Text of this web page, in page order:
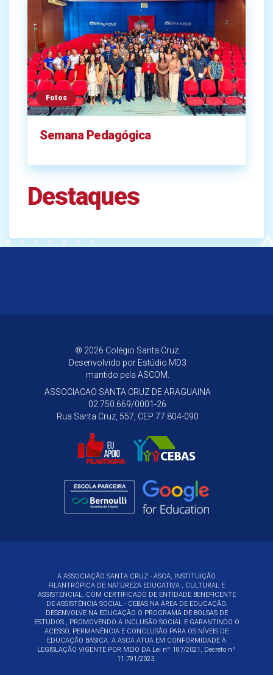
Fotos
Semana Pedagógica
Destaques
® 2026 Colégio Santa Cruz.
Desenvolvido por Estúdio MD3
mantido pela ASCOM.
ASSOCIACAO SANTA CRUZ DE ARAGUAINA
02.750.669/0001-26
Rua Santa Cruz, 557, CEP 77.804-090
A ASSOCIAÇÃO SANTA CRUZ - ASCA, INSTITUIÇÃO
FILANTRÓPICA DE NATUREZA EDUCATIVA , CULTURAL E
ASSISTENCIAL, COM CERTIFICADO DE ENTIDADE BENEFICENTE
DE ASSISTÊNCIA SOCIAL - CEBAS NA ÁREA DE EDUCAÇÃO.
DESENVOLVE NA EDUCAÇÃO O PROGRAMA DE BOLSAS DE
ESTUDOS , PROMOVENDO A INCLUSÃO SOCIAL E GARANTINDO O
ACESSO, PERMANÊNCIA E CONCLUSÃO PARA OS NÍVEIS DE
EDUCAÇÃO BÁSICA. A ASCA ATUA EM CONFORMIDADE À
LEGISLAÇÃO VIGENTE POR MEIO DA Lei nº 187/2021, Decreto nº
11.791/2023.